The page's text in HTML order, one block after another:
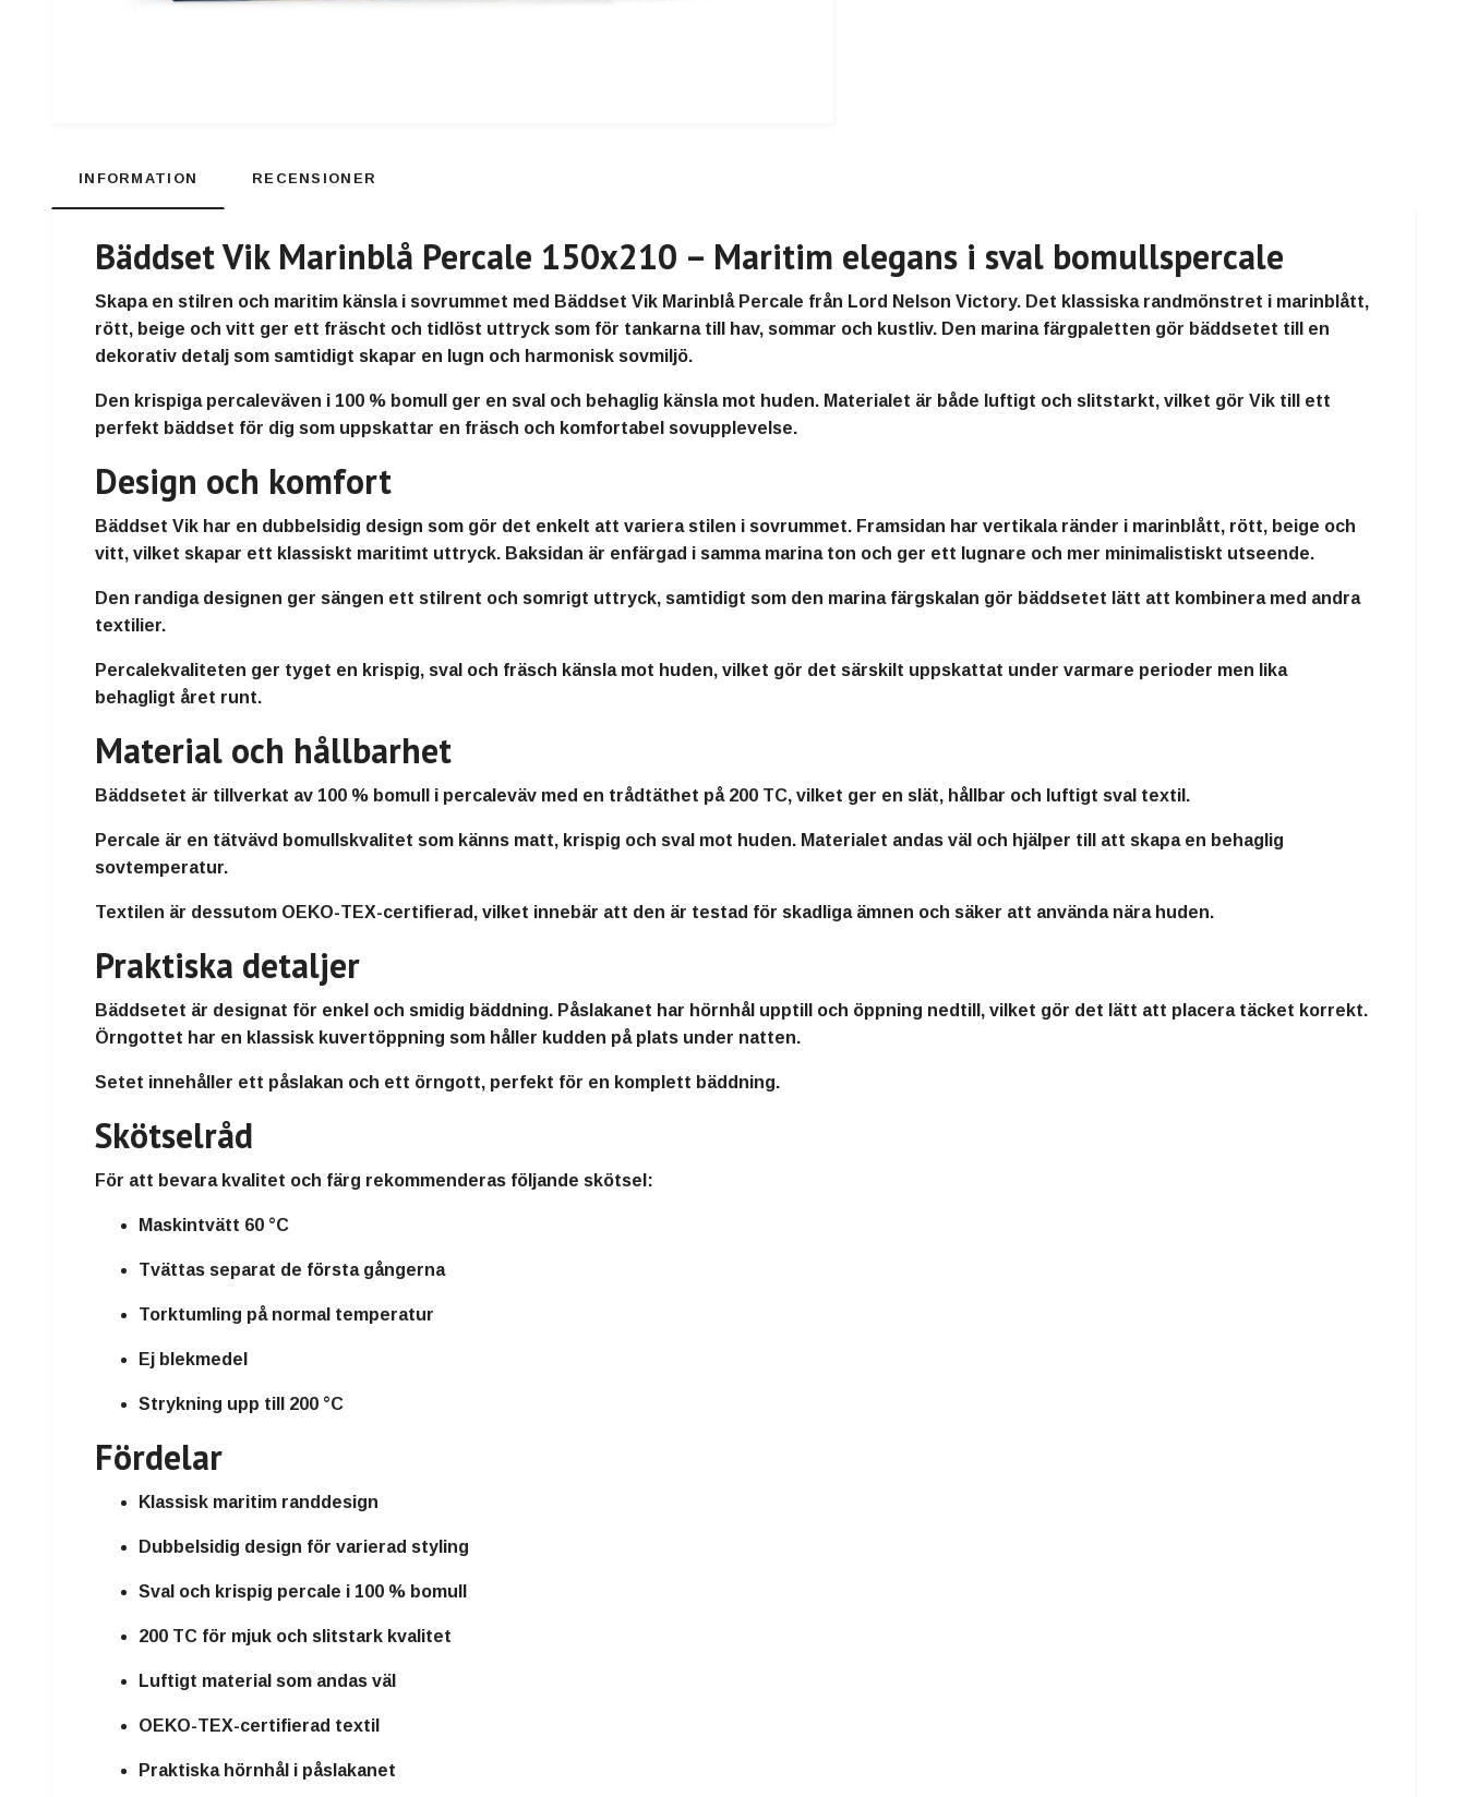
INFORMATION RECENSIONER
Bäddset Vik Marinblå Percale 150x210 – Maritim elegans i sval bomullspercale
Skapa en stilren och maritim känsla i sovrummet med Bäddset Vik Marinblå Percale från Lord Nelson Victory. Det klassiska randmönstret i marinblått,
rött, beige och vitt ger ett fräscht och tidlöst uttryck som för tankarna till hav, sommar och kustliv. Den marina färgpaletten gör bäddsetet till en
dekorativ detalj som samtidigt skapar en lugn och harmonisk sovmiljö.
Den krispiga percaleväven i 100 % bomull ger en sval och behaglig känsla mot huden. Materialet är både luftigt och slitstarkt, vilket gör Vik till ett
perfekt bäddset för dig som uppskattar en fräsch och komfortabel sovupplevelse.
Design och komfort
Bäddset Vik har en dubbelsidig design som gör det enkelt att variera stilen i sovrummet. Framsidan har vertikala ränder i marinblått, rött, beige och
vitt, vilket skapar ett klassiskt maritimt uttryck. Baksidan är enfärgad i samma marina ton och ger ett lugnare och mer minimalistiskt utseende.
Den randiga designen ger sängen ett stilrent och somrigt uttryck, samtidigt som den marina färgskalan gör bäddsetet lätt att kombinera med andra
textilier.
Percalekvaliteten ger tyget en krispig, sval och fräsch känsla mot huden, vilket gör det särskilt uppskattat under varmare perioder men lika
behagligt året runt.
Material och hållbarhet
Bäddsetet är tillverkat av 100 % bomull i percaleväv med en trådtäthet på 200 TC, vilket ger en slät, hållbar och luftigt sval textil.
Percale är en tätvävd bomullskvalitet som känns matt, krispig och sval mot huden. Materialet andas väl och hjälper till att skapa en behaglig
sovtemperatur.
Textilen är dessutom OEKO-TEX-certifierad, vilket innebär att den är testad för skadliga ämnen och säker att använda nära huden.
Praktiska detaljer
Bäddsetet är designat för enkel och smidig bäddning. Påslakanet har hörnhål upptill och öppning nedtill, vilket gör det lätt att placera täcket korrekt.
Örngottet har en klassisk kuvertöppning som håller kudden på plats under natten.
Setet innehåller ett påslakan och ett örngott, perfekt för en komplett bäddning.
Skötselråd
För att bevara kvalitet och färg rekommenderas följande skötsel:
Maskintvätt 60 °C
Tvättas separat de första gångerna
Torktumling på normal temperatur
Ej blekmedel
Strykning upp till 200 °C
Fördelar
Klassisk maritim randdesign
Dubbelsidig design för varierad styling
Sval och krispig percale i 100 % bomull
200 TC för mjuk och slitstark kvalitet
Luftigt material som andas väl
OEKO-TEX-certifierad textil
Praktiska hörnhål i påslakanet